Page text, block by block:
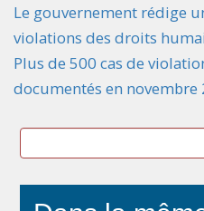
Le gouvernement rédige
violations des droits
Plus de 500 cas de
documentés en novembre